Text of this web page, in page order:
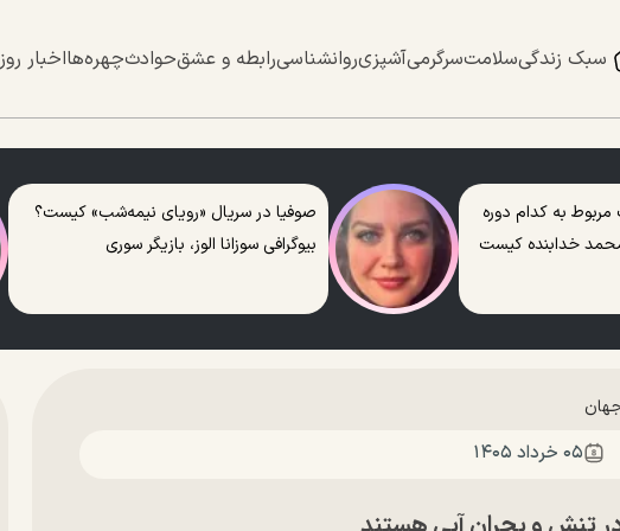
سبک زندگیسلامتسرگرمیآشپزیروانشناسیرابطه و عشقحوادثچهره‌هااخبار روز
به کدام دوره
خدابنده کیست
صوفیا در سریال «رویای نیمه‌شب» کیست؟
بیوگرافی سوزانا الوز، بازیگر سوری
۰۵ خرداد ۱۴۰۵